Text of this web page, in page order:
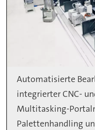
Automatisierte
integrierter CNC-
Multitasking-
Palettenhandling